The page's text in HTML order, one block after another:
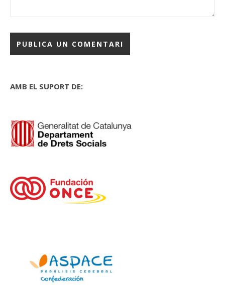
AMB EL SUPORT DE: